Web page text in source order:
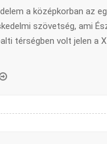
a középkorban az
szövetség, ami
térségben volt jelen a